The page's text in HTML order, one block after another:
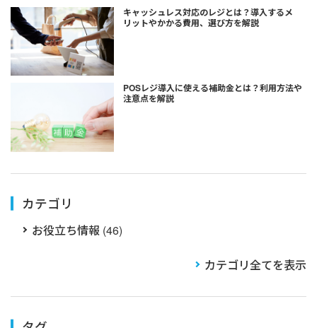
キャッシュレス対応のレジとは？導入するメ
リットやかかる費用、選び方を解説
POSレジ導入に使える補助金とは？利用方法や
注意点を解説
カテゴリ
お役立ち情報 (46)
カテゴリ全てを表示